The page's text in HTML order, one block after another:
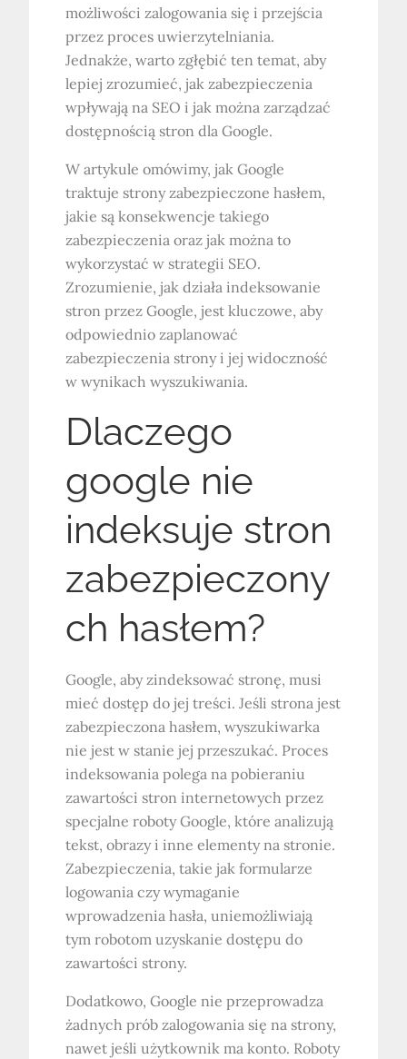
możliwości zalogowania się i przejścia
przez proces uwierzytelniania.
Jednakże, warto zgłębić ten temat, aby
lepiej zrozumieć, jak zabezpieczenia
wpływają na SEO i jak można zarządzać
dostępnością stron dla Google.
W artykule omówimy, jak Google
traktuje strony zabezpieczone hasłem,
jakie są konsekwencje takiego
zabezpieczenia oraz jak można to
wykorzystać w strategii SEO.
Zrozumienie, jak działa indeksowanie
stron przez Google, jest kluczowe, aby
odpowiednio zaplanować
zabezpieczenia strony i jej widoczność
w wynikach wyszukiwania.
Dlaczego
google nie
indeksuje stron
zabezpieczony
ch hasłem?
Google, aby zindeksować stronę, musi
mieć dostęp do jej treści. Jeśli strona jest
zabezpieczona hasłem, wyszukiwarka
nie jest w stanie jej przeszukać. Proces
indeksowania polega na pobieraniu
zawartości stron internetowych przez
specjalne roboty Google, które analizują
tekst, obrazy i inne elementy na stronie.
Zabezpieczenia, takie jak formularze
logowania czy wymaganie
wprowadzenia hasła, uniemożliwiają
tym robotom uzyskanie dostępu do
zawartości strony.
Dodatkowo, Google nie przeprowadza
żadnych prób zalogowania się na strony,
nawet jeśli użytkownik ma konto. Roboty